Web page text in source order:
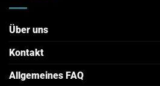
Über uns
Kontakt
Allgemeines FAQ